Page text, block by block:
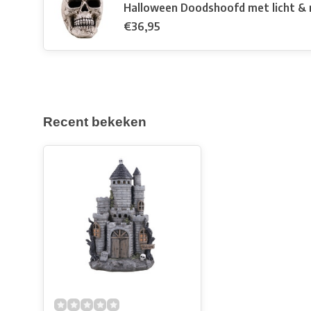
Halloween Doodshoofd met licht &
€36,95
Recent bekeken